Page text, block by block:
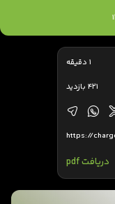
1 دقیقه
421 بازدید
https://
دریافت pdf